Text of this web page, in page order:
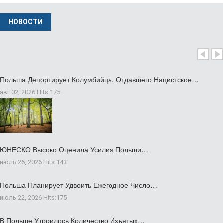
НОВОСТИ
Польша Депортирует Колумбийца, Отдавшего Нацистское…
авг 02, 2026 Hits:175
ЮНЕСКО Высоко Оценила Усилия Польши…
июль 26, 2026 Hits:143
Польша Планирует Удвоить Ежегодное Число…
июль 22, 2026 Hits:175
В Польше Утроилось Количество Изъятых…